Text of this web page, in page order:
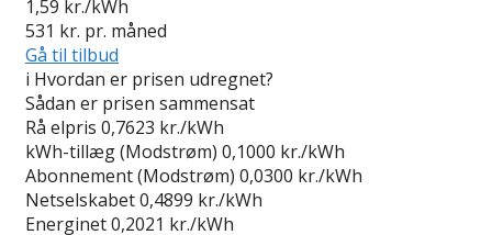
1,59 kr./kWh
531 kr. pr. måned
Gå til tilbud
i Hvordan er prisen udregnet?
Sådan er prisen sammensat
Rå elpris 0,7623 kr./kWh
kWh-tillæg (Modstrøm) 0,1000 kr./kWh
Abonnement (Modstrøm) 0,0300 kr./kWh
Netselskabet0,4899 kr./kWh
Energinet0,2021 kr./kWh